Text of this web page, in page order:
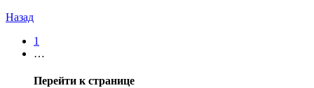
Назад
1
…
Перейти к странице